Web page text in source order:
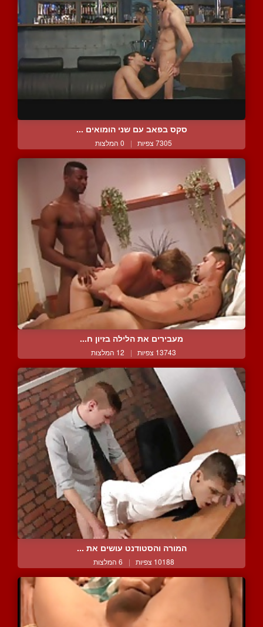
סקס בפאב עם שני הומואים ...
7305 צפיות | 0 המלצות
מעבירים את הלילה בזיון ח...
13743 צפיות | 12 המלצות
המורה והסטודנט עושים את ...
10188 צפיות | 6 המלצות